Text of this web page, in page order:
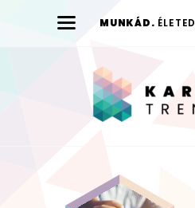
MUNKÁD.